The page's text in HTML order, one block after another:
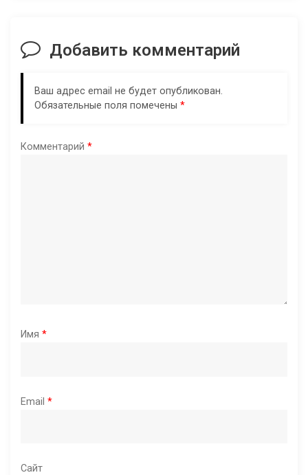
Добавить комментарий
Ваш адрес email не будет опубликован.
Обязательные поля помечены *
Комментарий *
Имя *
Email *
Сайт